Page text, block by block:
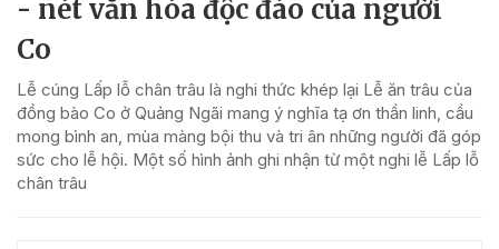
- nét văn hóa độc đáo của người
Co
Lễ cúng Lấp lỗ chân trâu là nghi thức khép lại Lễ ăn trâu của
đồng bào Co ở Quảng Ngãi mang ý nghĩa tạ ơn thần linh, cầu
mong bình an, mùa màng bội thu và tri ân những người đã góp
sức cho lễ hội. Một số hình ảnh ghi nhận từ một nghi lễ Lấp lỗ
chân trâu